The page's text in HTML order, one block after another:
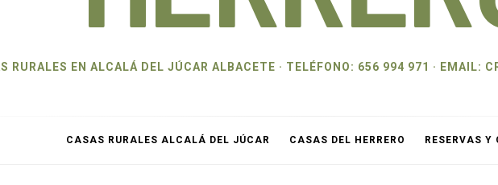
RURALES EN ALCALÁ DEL JÚCAR ALBACETE · TELÉFONO: 656 994 971 · EMAIL:
CASAS RURALES ALCALÁ DEL JÚCAR CASAS DEL HERRERO RESERVAS Y